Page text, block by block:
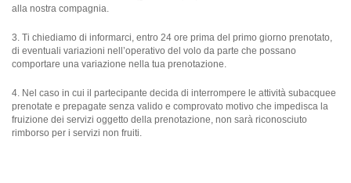
alla nostra compagnia.
3. Ti chiediamo di informarci, entro 24 ore prima del primo giorno prenotato,
di eventuali variazioni nell’operativo del volo da parte che possano
comportare una variazione nella tua prenotazione.
4. Nel caso in cui il partecipante decida di interrompere le attività subacquee
prenotate e prepagate senza valido e comprovato motivo che impedisca la
fruizione dei servizi oggetto della prenotazione, non sarà riconosciuto
rimborso per i servizi non fruiti.